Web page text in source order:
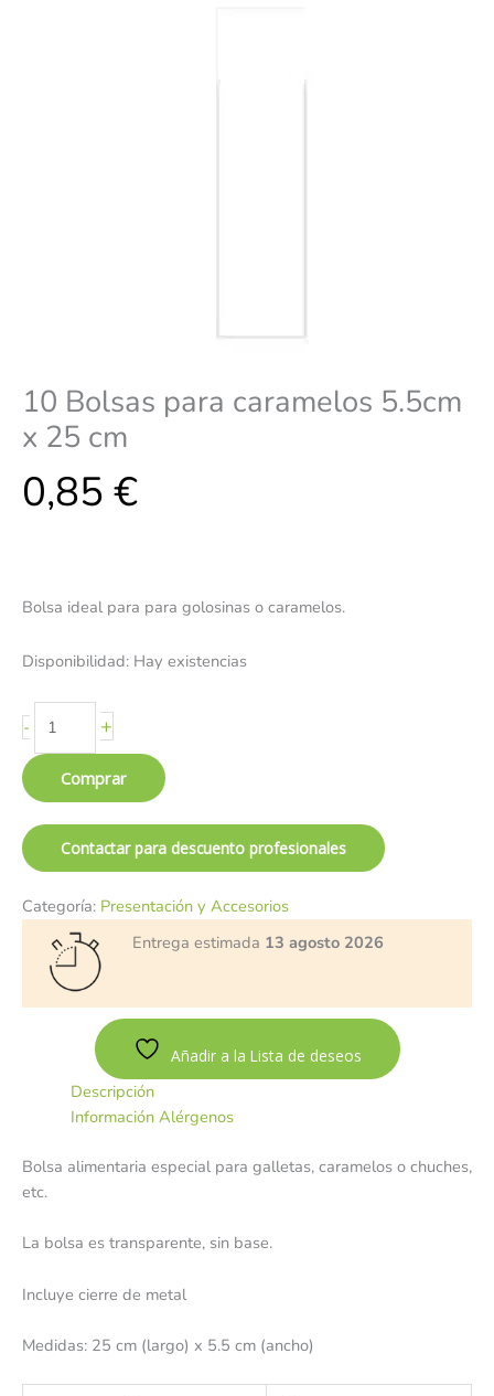
10 Bolsas para caramelos 5.5cm
x 25 cm
0,85 €
Bolsa ideal para para golosinas o caramelos.
Disponibilidad: Hay existencias
- +
Comprar
Contactar para descuento profesionales
Categoría: Presentación y Accesorios
Entrega estimada 13 agosto 2026
Añadir a la Lista de deseos
Descripción
Información Alérgenos
Bolsa alimentaria especial para galletas, caramelos o chuches,
etc.
La bolsa es transparente, sin base.
Incluye cierre de metal
Medidas: 25 cm (largo) x 5.5 cm (ancho)